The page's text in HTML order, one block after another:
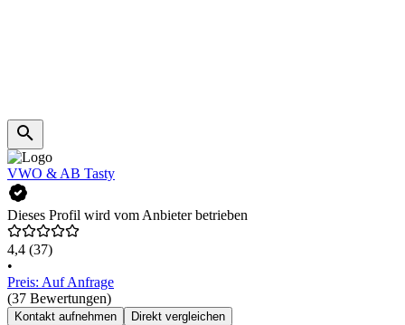
VWO & AB Tasty
Dieses Profil wird vom Anbieter betrieben
4,4 (37)
•
Preis: Auf Anfrage
(37 Bewertungen)
Kontakt aufnehmen Direkt vergleichen